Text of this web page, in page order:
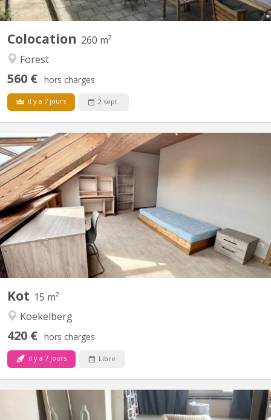
Colocation 260 m²
Forest
560 € hors charges
il y a 7 jours 2 sept.
Kot 15 m²
Koekelberg
420 € hors charges
il y a 7 jours Libre
Quartier résidentiel vert, agréable et sympa à qq minutes du
centre ville en transport en commun. Maison spécialement
conçue pour les étudiants. Contrats de 10 mois. Les chambres
sont individuelles, toutes équipées d’un lavabo personnel, cuisine
collective. Les studios sont équipés d'une...
BK 21095